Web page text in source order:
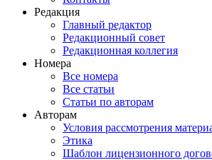
Редакция
Главный редактор
Редакционный совет
Редакционная коллегия
Номера
Все номера
Все статьи
Статьи по авторам
Авторам
Условия рассмотрения
Этика
Шаблон лицензионного